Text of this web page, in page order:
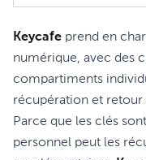
Keycafe prend en
numérique, avec des
compartiments
récupération et
Parce que les clés
personnel peut les